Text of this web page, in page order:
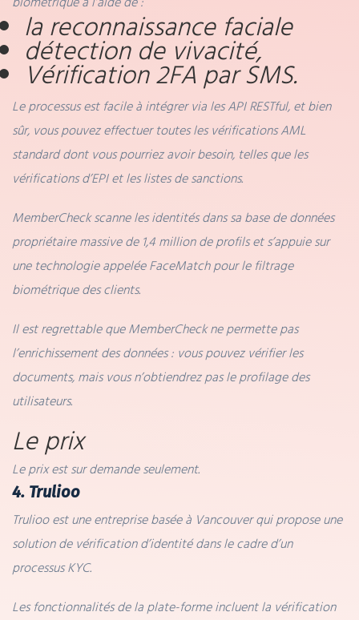
la reconnaissance faciale
détection de vivacité,
Vérification 2FA par SMS.
Le processus est facile à intégrer via les API RESTful, et bien
sûr, vous pouvez effectuer toutes les vérifications AML
standard dont vous pourriez avoir besoin, telles que les
vérifications d’EPI et les listes de sanctions.
MemberCheck scanne les identités dans sa base de données
propriétaire massive de 1,4 million de profils et s’appuie sur
une technologie appelée FaceMatch pour le filtrage
biométrique des clients.
Il est regrettable que MemberCheck ne permette pas
l’enrichissement des données : vous pouvez vérifier les
documents, mais vous n’obtiendrez pas le profilage des
utilisateurs.
Le prix
Le prix est sur demande seulement.
4. Trulioo
Trulioo est une entreprise basée à Vancouver qui propose une
solution de vérification d’identité dans le cadre d’un
processus KYC.
Les fonctionnalités de la plate-forme incluent la vérification